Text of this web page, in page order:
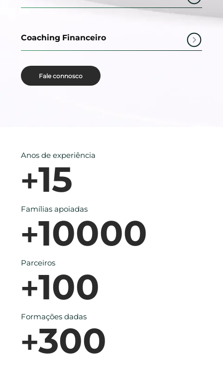
Coaching Financeiro
Fale connosco
Anos de experiência
+15
Famílias apoiadas
+10000
Parceiros
+100
Formações dadas
+300